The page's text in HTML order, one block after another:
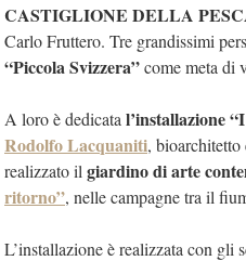
CASTIGLIONE DELLA
Carlo Fruttero. Tre grandissimi
“Piccola Svizzera”come meta di
A loro è dedicata l’installazione “
Rodolfo Lacquaniti, bioarchitetto
realizzato il giardino di arte
ritorno”, nelle campagne tra il
L’installazione è realizzata con gli